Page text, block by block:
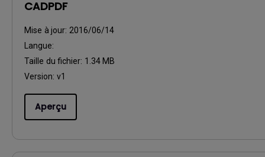
CADPDF
Mise à jour: 2016/06/14
Langue:
Taille du fichier: 1.34 MB
Version: v1
Aperçu